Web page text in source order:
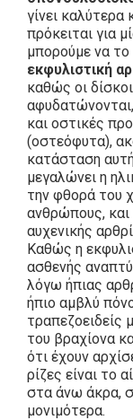
γίνει καλύτερα
πρόκειται για
μπορούμε να
εκφυλιστική
καθώς οι
και οστικές
(οστεόφυτα),
κατάσταση
μεγαλώνει η
την φθορά του
ανθρώπους,
αυχενικής
Καθώς η
ασθενής
λόγω ήπιας
ήπιο αμβλύ
τραπεζοειδείς
του βραχίονα
ότι έχουν
ρίζες είναι το
στα άνω άκρα,
μονιμότερα.